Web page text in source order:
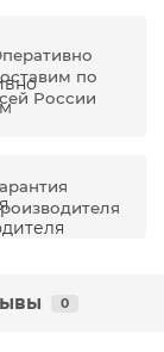
по
России
0